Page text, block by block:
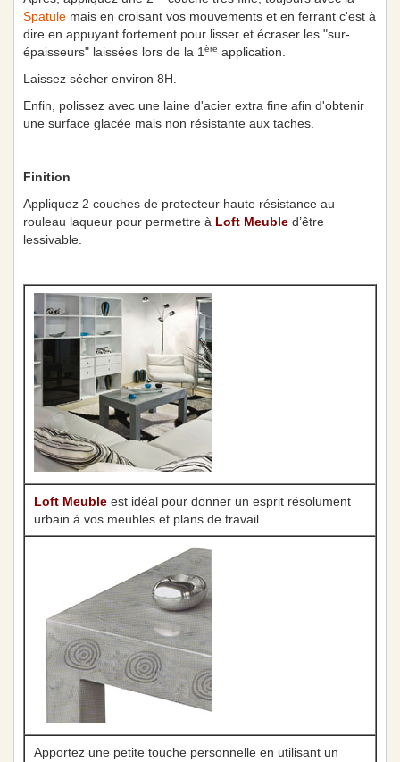
Spatule mais en croisant vos mouvements et en ferrant c'est à
dire en appuyant fortement pour lisser et écraser les "sur-
épaisseurs" laissées lors de la 1 ère application.
Laissez sécher environ 8H.
Enfin, polissez avec une laine d'acier extra fine afin d'obtenir
une surface glacée mais non résistante aux taches.
Finition
Appliquez 2 couches de protecteur haute résistance au
rouleau laqueur pour permettre à Loft Meuble d’être
lessivable.
Loft Meuble est idéal pour donner un esprit résolument
urbain à vos meubles et plans de travail.
Apportez une petite touche personnelle en utilisant un